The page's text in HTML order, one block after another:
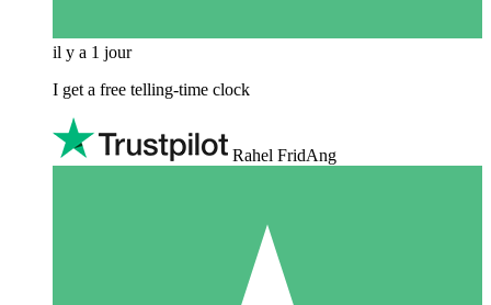
il y a 1 jour
I get a free telling-time clock
Rahel FridAng